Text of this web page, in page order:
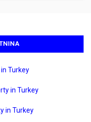
Turkey
in Turkey
in Turkey